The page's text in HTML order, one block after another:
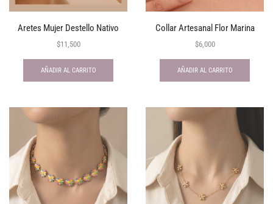
Aretes Mujer Destello Nativo
$11,500
AÑADIR AL CARRITO
Collar Artesanal Flor Marina
$6,000
AÑADIR AL CARRITO